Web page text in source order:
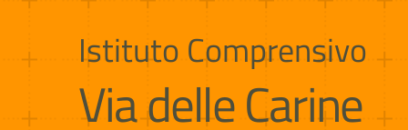
Istituto Comprensivo
Via delle Carine